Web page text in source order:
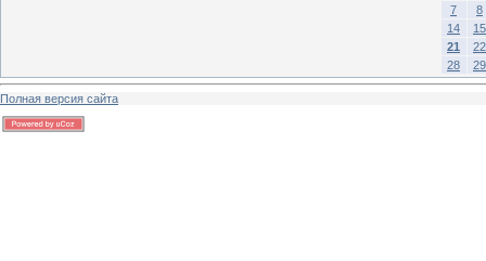
7
8
14
15
21
22
28
29
Полная версия сайта